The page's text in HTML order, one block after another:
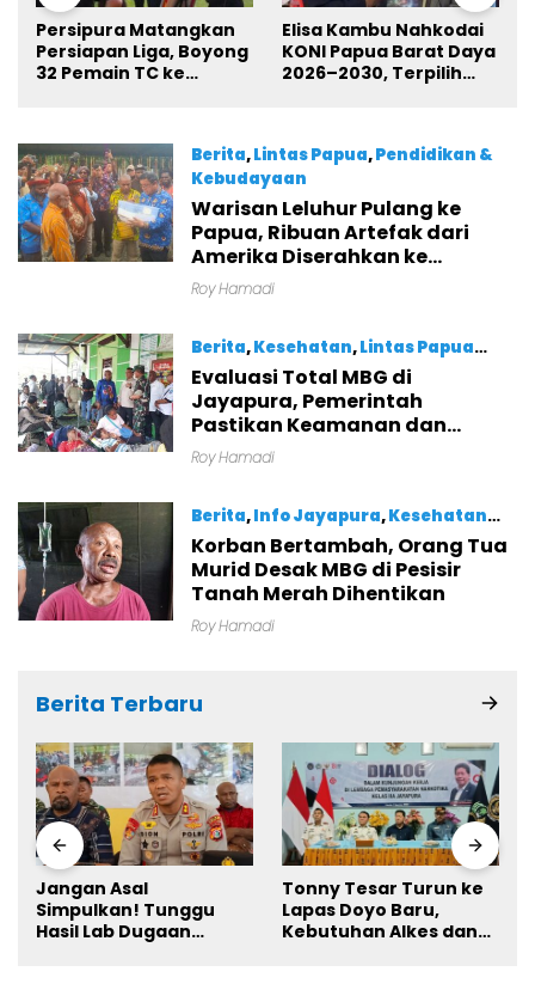
Persipura Matangkan
Persiapan Liga, Boyong
32 Pemain TC ke
Elisa Kambu Nahkodai
KONI Papua Barat Daya
2026–2030, Terpilih
Berita,Lintas Papua,Pendidikan &
Kebudayaan
Agustus 7, 2026
Warisan Leluhur Pulang ke
Papua, Ribuan Artefak dari
Amerika Diserahkan ke
Museum Uncen
Roy Hamadi
Berita,Kesehatan,Lintas Papua
Agustus 7, 2026
Evaluasi Total MBG di
Jayapura, Pemerintah
Pastikan Keamanan dan
Kualitas Makanan
Roy Hamadi
Berita,Info Jayapura,Kesehatan
Agustus 7, 2026
Korban Bertambah, Orang Tua
Murid Desak MBG di Pesisir
Tanah Merah Dihentikan
Roy Hamadi
Berita Terbaru
Jangan Asal
Simpulkan! Tunggu
Hasil Lab Dugaan
Tonny Tesar Turun ke
Lapas Doyo Baru,
Kebutuhan Alkes dan